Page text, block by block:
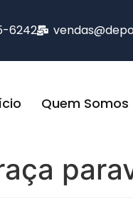
6242
Quem Somos